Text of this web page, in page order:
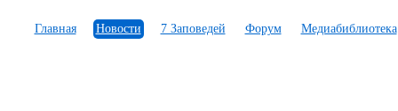
Главная Новости 7 Заповедей Форум Медиабиблиотека